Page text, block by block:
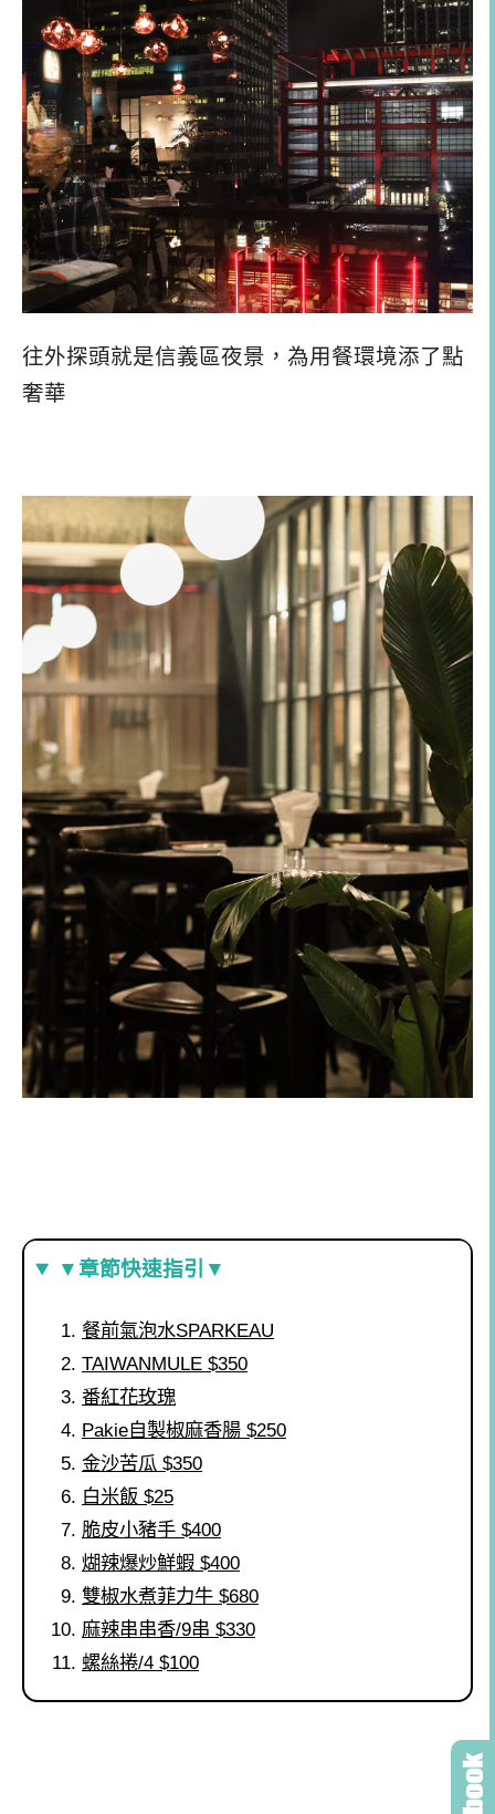
往外探頭就是信義區夜景，為用餐環境添了點
奢華
▼章節快速指引▼
餐前氣泡水SPARKEAU
TAIWANMULE $350
番紅花玫瑰
Pakie自製椒麻香腸 $250
金沙苦瓜 $350
白米飯 $25
脆皮小豬手 $400
煳辣爆炒鮮蝦 $400
雙椒水煮菲力牛 $680
麻辣串串香/9串 $330
螺絲捲/4 $100